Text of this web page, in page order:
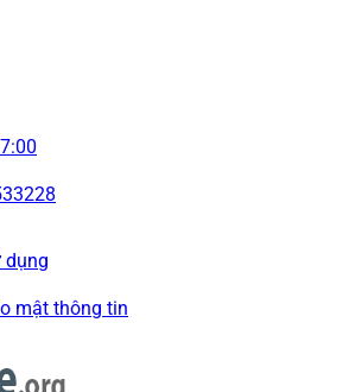
dụng
mật thông tin